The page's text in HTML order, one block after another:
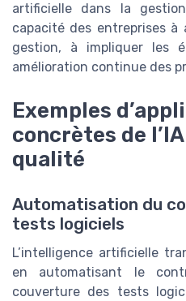
artificielle dans la
capacité des entreprises à
gestion, à impliquer les
amélioration continue des
Exemples
concrètes de
qualité
Automatisation du
tests logiciels
L’intelligence artificielle
en automatisant le
couverture des tests